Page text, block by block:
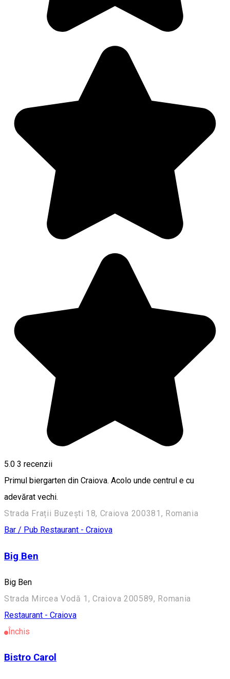
5.0 3 recenzii
Primul biergarten din Craiova. Acolo unde centrul e cu
adevărat vechi.
Strada Frații Buzești 18, Craiova 200381, Romania
Bar / Pub Restaurant - Craiova
Big Ben
Big Ben
Strada Mircea Vodă 1, Craiova 200589, Romania
Restaurant - Craiova
Închis
Bistro Carol